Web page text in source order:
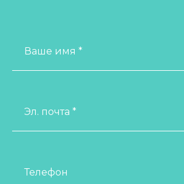
Ваше имя *
Эл. почта *
Телефон